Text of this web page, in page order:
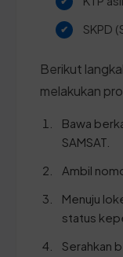
SKPD
Berikut
melakukan
Bawa
SAMSAT.
Ambil
Menuju
status
Serahkan